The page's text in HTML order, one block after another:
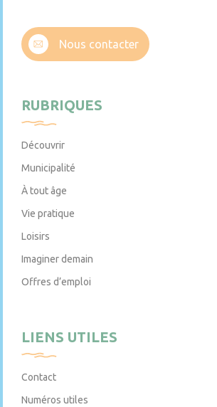
Nous contacter
RUBRIQUES
Découvrir
Municipalité
À tout âge
Vie pratique
Loisirs
Imaginer demain
Offres d’emploi
LIENS UTILES
Contact
Numéros utiles